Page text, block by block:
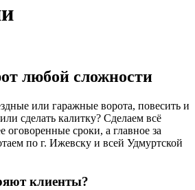
любой сложности
или гаражные ворота, повесить и
сделать калитку? Сделаем всё
оговоренные сроки, а главное за
по г. Ижевску и всей Удмуртской
клиенты?